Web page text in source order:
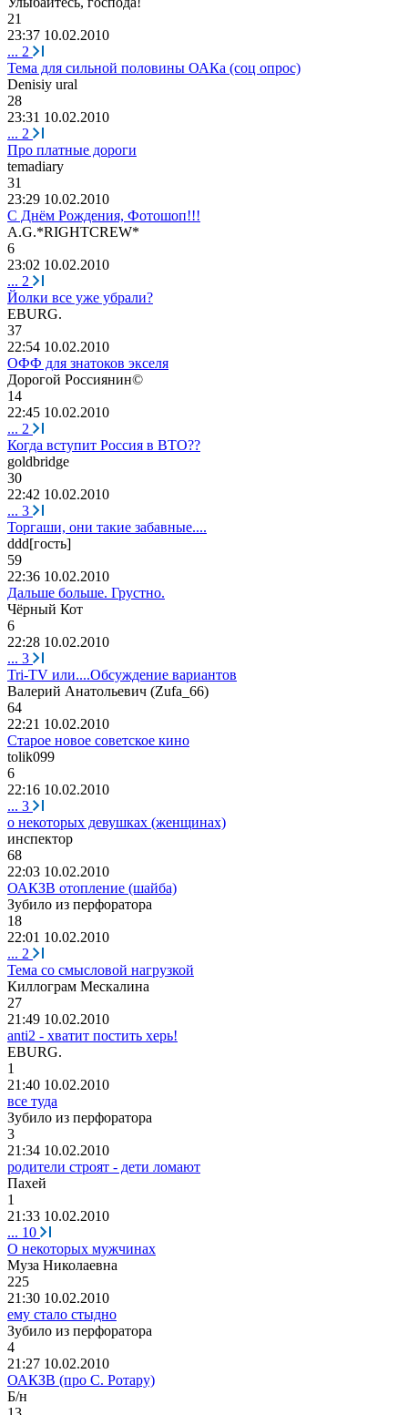
21
23:37 10.02.2010
... 2
Тема для сильной половины ОАКа (соц опрос)
Denisiy ural
28
23:31 10.02.2010
... 2
Про платные дороги
temadiary
31
23:29 10.02.2010
С Днём Рождения, Фотошоп!!!
A.G.*RIGHTCREW*
6
23:02 10.02.2010
... 2
Йолки все уже убрали?
EBURG.
37
22:54 10.02.2010
ОФФ для знатоков экселя
Дорогой Россиянин©
14
22:45 10.02.2010
... 2
Когда вступит Россия в ВТО??
goldbridge
30
22:42 10.02.2010
... 3
Торгаши, они такие забавные....
ddd[гость]
59
22:36 10.02.2010
Дальше больше. Грустно.
Чёрный Кот
6
22:28 10.02.2010
... 3
Tri-TV или....Обсуждение вариантов
Валерий Анатольевич (Zufa_66)
64
22:21 10.02.2010
Старое новое советское кино
tolik099
6
22:16 10.02.2010
... 3
о некоторых девушках (женщинах)
инcпектор
68
22:03 10.02.2010
ОАКЗВ отопление (шайба)
Зубило из перфоратора
18
22:01 10.02.2010
... 2
Тема со смысловой нагрузкой
Киллограм Мескалина
27
21:49 10.02.2010
аnti2 - хватит постить херь!
EBURG.
1
21:40 10.02.2010
все туда
Зубило из перфоратора
3
21:34 10.02.2010
родители строят - дети ломают
Пахей
1
21:33 10.02.2010
... 10
О некоторых мужчинах
Муза Николаевна
225
21:30 10.02.2010
ему стало стыдно
Зубило из перфоратора
4
21:27 10.02.2010
ОАКЗВ (про С. Ротару)
Б/н